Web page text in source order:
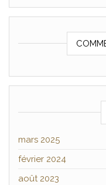
mars 2025
février 2024
août 2023